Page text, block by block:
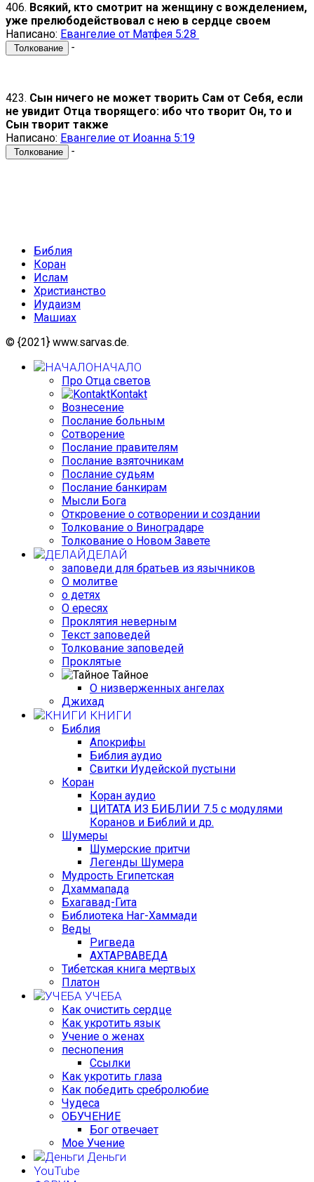
406. Всякий, кто смотрит на женщину с вожделением,
уже прелюбодействовал с нею в сердце своем
Написано: Евангелие от Матфея 5:28
Толкование -
423. Сын ничего не может творить Сам от Себя, если
не увидит Отца творящего: ибо что творит Он, то и
Сын творит также
Написано: Евангелие от Иоанна 5:19
Толкование -
Библия
Коран
Ислам
Христианство
Иудаизм
Машиах
© {2021} www.sarvas.de.
НАЧАЛО
Про Отца светов
Kontakt
Вознесение
Послание больным
Сотворение
Послание правителям
Послание взяточникам
Послание судьям
Послание банкирам
Мысли Бога
Откровение о сотворении и создании
Толкование о Виноградаре
Толкование о Новом Завете
ДЕЛАЙ
заповеди для братьев из язычников
О молитве
о детях
О ересях
Проклятия неверным
Текст заповедей
Толкование заповедей
Проклятые
Тайное
О низверженных ангелах
Джихад
КНИГИ
Библия
Апокрифы
Библия аудио
Свитки Иудейской пустыни
Коран
Коран аудио
ЦИТАТА ИЗ БИБЛИИ 7.5 с модулями
Коранов и Библий и др.
Шумеры
Шумерские притчи
Легенды Шумера
Мудрость Египетская
Дхаммапада
Бхагавад-Гита
Библиотека Наг-Хаммади
Веды
Ригведа
АХТАРВАВЕДА
Тибетская книга мертвых
Платон
УЧЕБА
Как очистить сердце
Как укротить язык
Учение о женах
песнопения
Ссылки
Как укротить глаза
Как победить сребролюбие
Чудеса
ОБУЧЕНИЕ
Бог отвечает
Мое Учение
Деньги
YouTube